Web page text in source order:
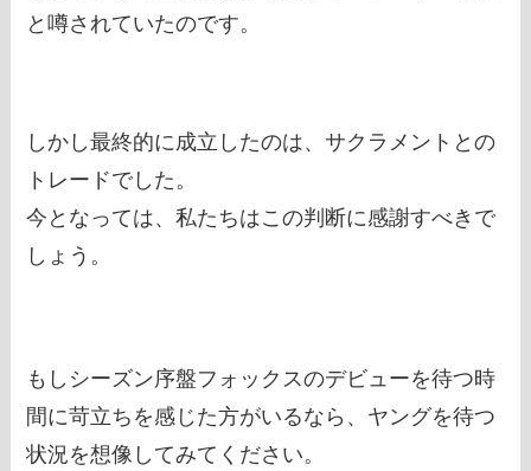
と噂されていたのです。
しかし最終的に成立したのは、サクラメントとの
トレードでした。
今となっては、私たちはこの判断に感謝すべきで
しょう。
もしシーズン序盤フォックスのデビューを待つ時
間に苛立ちを感じた方がいるなら、ヤングを待つ
状況を想像してみてください。